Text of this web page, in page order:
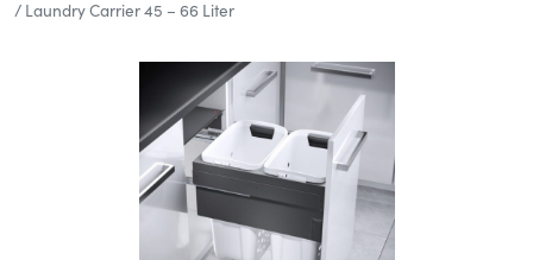
Laundry Carrier 45 – 66 Liter